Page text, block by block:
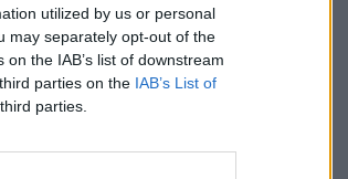
utilized by us or personal
may separately opt-out of the
the IAB’s list of downstream
parties on the IAB’s List of
parties.